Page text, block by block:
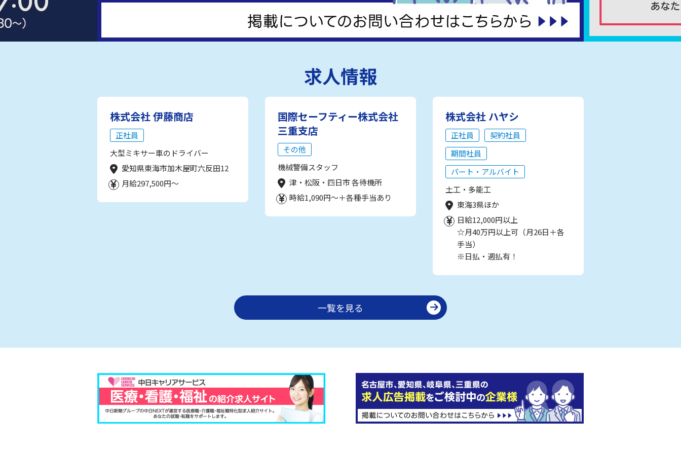
求人情報
株式会社 伊藤商店
正社員
大型ミキサー車のドライバー
愛知県東海市加木屋町六反田12
月給297,500円～
国際セーフティー株式会社
三重支店
その他
機械警備スタッフ
津・松阪・四日市 各待機所
時給1,090円～＋各種手当あり
株式会社 ハヤシ
正社員
契約社員
期間社員
パート・アルバイト
土工・多能工
東海3県ほか
日給12,000円以上
☆月40万円以上可（月26日＋各
手当）
※日払・週払有！
一覧を見る